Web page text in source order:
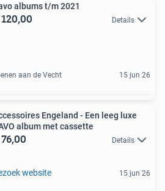
Davo albums t/m 2021
Details
aan de Vecht 15 jun 26
Engeland - Een leeg luxe
album met cassette
Details
website 15 jun 26